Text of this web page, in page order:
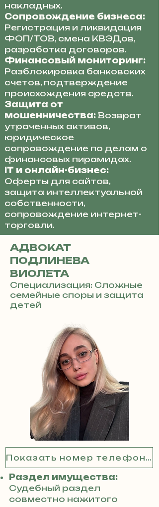
накладных.
Сопровождение бизнеса:
Регистрация и ликвидация
ФОП/ТОВ, смена КВЭДов,
разработка договоров.
Финансовый мониторинг:
Разблокировка банковских
счетов, подтверждение
происхождения средств.
Защита от
мошенничества: Возврат
утраченных активов,
юридическое
сопровождение по делам о
финансовых пирамидах.
IT и онлайн-бизнес:
Оферты для сайтов,
защита интеллектуальной
собственности,
сопровождение интернет-
торговли.
АДВОКАТ
ПОДЛИНЕВА
ВИОЛЕТА
Специализация: Сложные
семейные споры и защита
детей
Показать номер телефона
Раздел имущества:
Судебный раздел
совместно нажитого